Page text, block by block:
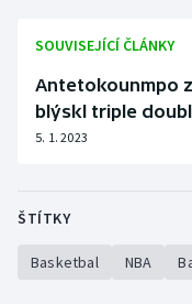
SOUVISEJÍCÍ ČLÁNKY
Antetokounmpo
blýskl triple
5. 1. 2023
ŠTÍTKY
Basketbal NBA